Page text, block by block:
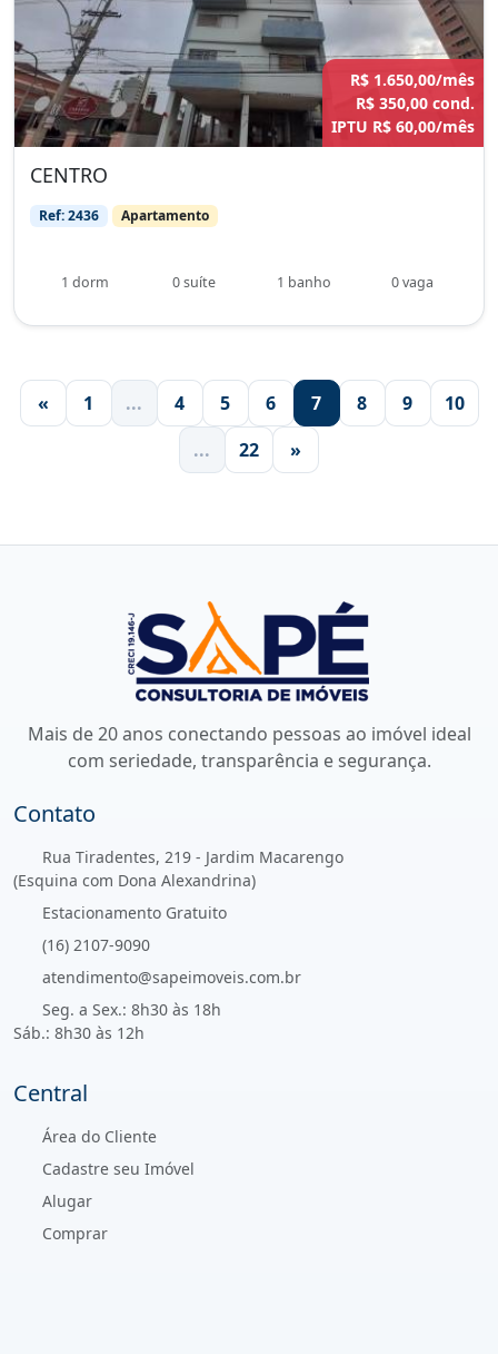
R$ 1.650,00/mês
R$ 350,00 cond.
IPTU R$ 60,00/mês
CENTRO
Ref: 2436 Apartamento
1 dorm 0 suíte 1 banho 0 vaga
« 1 ... 4 5 6 7 8 9
10
...
22 »
Mais de 20 anos conectando pessoas ao imóvel ideal
com seriedade, transparência e segurança.
Contato
Rua Tiradentes, 219 - Jardim Macarengo
(Esquina com Dona Alexandrina)
Estacionamento Gratuito
(16) 2107-9090
atendimento@sapeimoveis.com.br
Seg. a Sex.: 8h30 às 18h
Sáb.: 8h30 às 12h
Central
Área do Cliente
Cadastre seu Imóvel
Alugar
Comprar